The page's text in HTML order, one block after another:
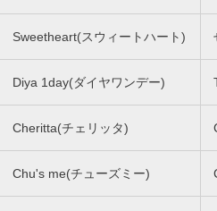
Sweetheart(スウィートハート)
Diya 1day(ダイヤワンデー)
Cheritta(チェリッタ)
Chu's me(チューズミー)